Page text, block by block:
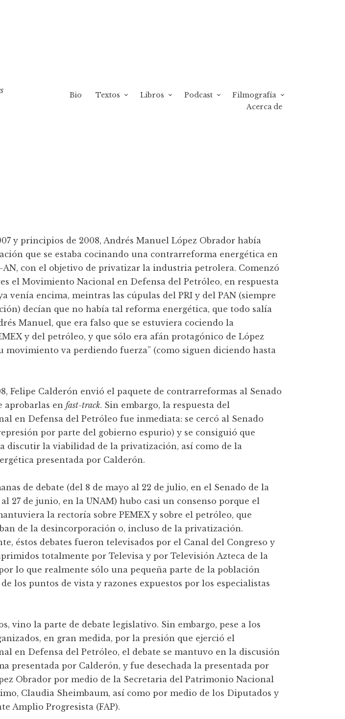
Bio Textos Libros Podcast
Filmografía
Acerca de
y principios de 2008, Andrés Manuel López Obrador había
que se estaba cocinando una contrarreforma energética en
AN, con el objetivo de privatizar la industria petrolera. Comenzó
el Movimiento Nacional en Defensa del Petróleo, en respuesta
venía encima, meintras las cúpulas del PRI y del PAN (siempre
decían que no había tal reforma energética, que todo salía
Manuel, que era falso que se estuviera cociendo la
y del petróleo, y que sólo era afán protagónico de López
movimiento va perdiendo fuerza” (como siguen diciendo hasta
Felipe Calderón envió el paquete de contrarreformas al Senado
aprobarlas enfast-track. Sin embargo, la respuesta del
en Defensa del Petróleo fue inmediata: se cercó al Senado
por parte del gobierno espurio) y se consiguió que
discutir la viabilidad de la privatización, así como de la
presentada por Calderón.
de debate (del 8 de mayo al 22 de julio, en el Senado de la
27 de junio, en la UNAM) hubo casi un consenso porque el
la rectoría sobre PEMEX y sobre el petróleo, que
de la desincorporación o, incluso de la privatización.
éstos debates fueron televisados por el Canal del Congreso y
totalmente por Televisa y por Televisión Azteca de la
lo que realmente sólo una pequeña parte de la población
los puntos de vista y razones expuestos por los especialistas
vino la parte de debate legislativo. Sin embargo, pese a los
en gran medida, por la presión que ejerció el
en Defensa del Petróleo, el debate se mantuvo en la discusión
presentada por Calderón, y fue desechada la presentada por
Obrador por medio de la Secretaria del Patrimonio Nacional
Claudia Sheimbaum, así como por medio de los Diputados y
Amplio Progresista (FAP).